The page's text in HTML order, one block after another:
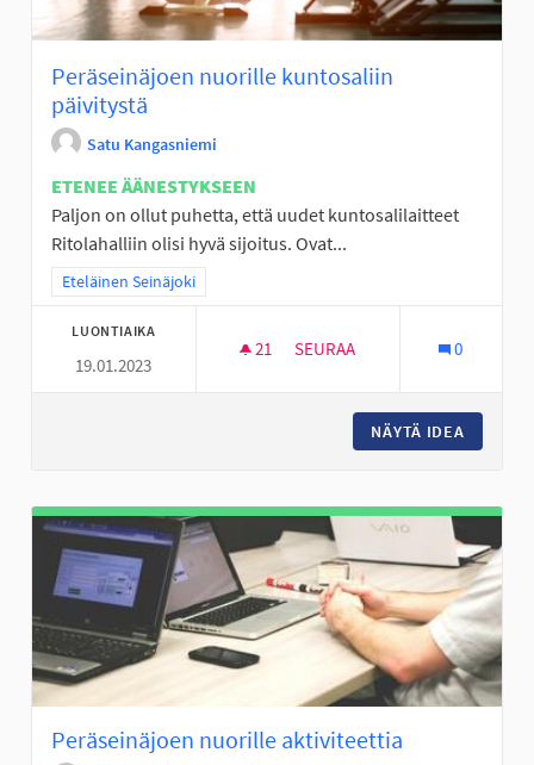
Peräseinäjoen nuorille kuntosaliin
päivitystä
Satu Kangasniemi
ETENEE ÄÄNESTYKSEEN
Paljon on ollut puhetta, että uudet kuntosalilaitteet
Ritolahalliin olisi hyvä sijoitus. Ovat...
Rajaa tulokset teeman mukaan: Eteläinen Seinäjoki
Eteläinen Seinäjoki
LUONTIAIKA
19.01.2023
21 21 SEURAAJAA
SEURAA 0
NÄYTÄ IDEA
Peräseinäjoen nuorille aktiviteettia